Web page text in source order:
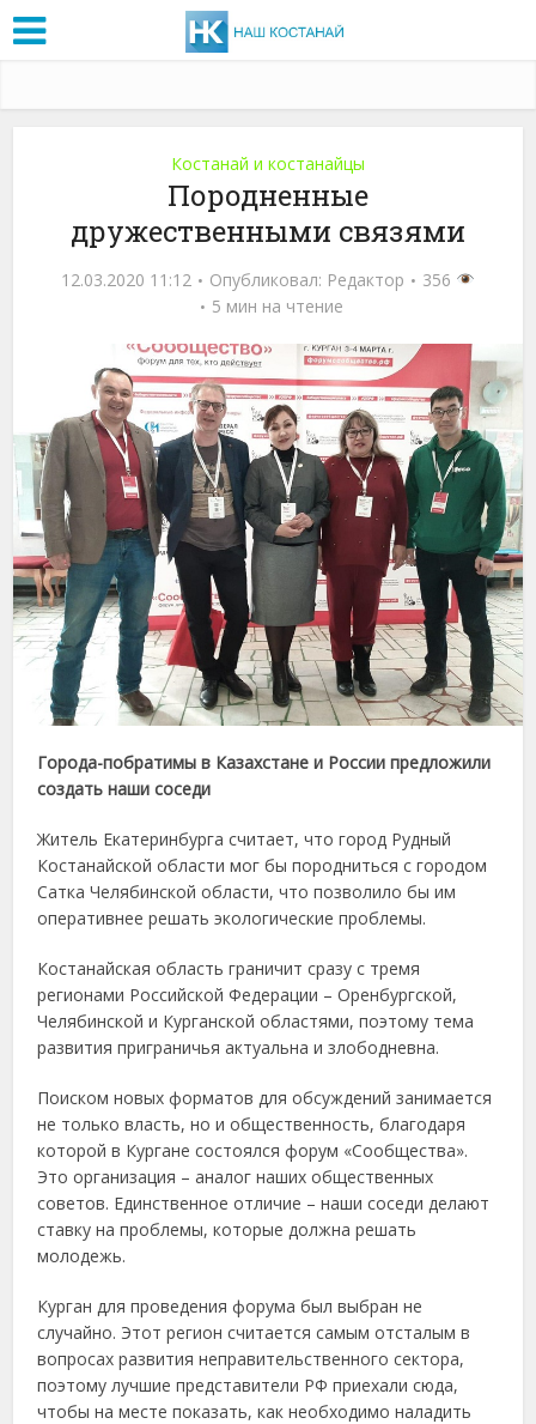
Костанай и костанайцы
Породненные
дружественными связями
12.03.2020 11:12 Опубликовал: Редактор
356
5 мин на чтение
Города-побратимы в Казахстане и России предложили
создать наши соседи
Житель Екатеринбурга считает, что город Рудный
Костанайской области мог бы породниться с городом
Сатка Челябинской области, что позволило бы им
оперативнее решать экологические проблемы.
Костанайская область граничит сразу с тремя
регионами Российской Федерации – Оренбургской,
Челябинской и Курганской областями, поэтому тема
развития приграничья актуальна и злободневна.
Поиском новых форматов для обсуждений занимается
не только власть, но и общественность, благодаря
которой в Кургане состоялся форум «Сообщества».
Это организация – аналог наших общественных
советов. Единственное отличие – наши соседи делают
ставку на проблемы, которые должна решать
молодежь.
Курган для проведения форума был выбран не
случайно. Этот регион считается самым отсталым в
вопросах развития неправительственного сектора,
поэтому лучшие представители РФ приехали сюда,
чтобы на месте показать, как необходимо наладить